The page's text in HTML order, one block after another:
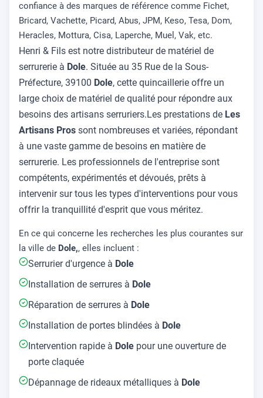
confiance à des marques de référence comme Fichet,
Bricard, Vachette, Picard, Abus, JPM, Keso, Tesa, Dom,
Heracles, Mottura, Cisa, Laperche, Muel, Vak, etc.
Henri & Fils est notre distributeur de matériel de
serrurerie à Dole. Située au 35 Rue de la Sous-
Préfecture, 39100 Dole, cette quincaillerie offre un
large choix de matériel de qualité pour répondre aux
besoins des artisans serruriers.Les prestations de Les
Artisans Pros sont nombreuses et variées, répondant
à une vaste gamme de besoins en matière de
serrurerie. Les professionnels de l'entreprise sont
compétents, expérimentés et dévoués, prêts à
intervenir sur tous les types d'interventions pour vous
offrir la tranquillité d'esprit que vous méritez.
En ce qui concerne les recherches les plus courantes sur
la ville de Dole,, elles incluent :
Serrurier d'urgence à Dole
Installation de serrures à Dole
Réparation de serrures à Dole
Installation de portes blindées à Dole
Intervention rapide à Dole pour une ouverture de
porte claquée
Dépannage de rideaux métalliques à Dole